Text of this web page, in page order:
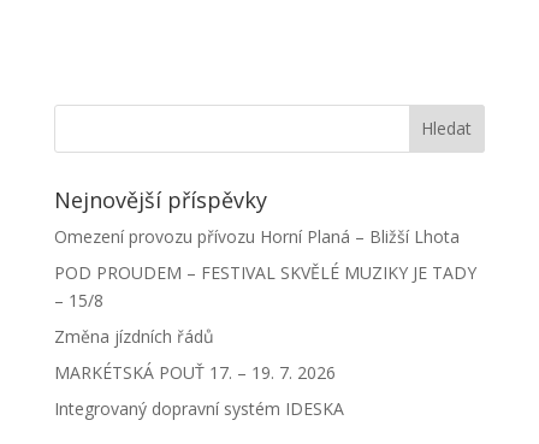
Nejnovější příspěvky
Omezení provozu přívozu Horní Planá – Bližší Lhota
POD PROUDEM – FESTIVAL SKVĚLÉ MUZIKY JE TADY
– 15/8
Změna jízdních řádů
MARKÉTSKÁ POUŤ 17. – 19. 7. 2026
Integrovaný dopravní systém IDESKA